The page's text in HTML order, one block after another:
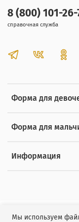
Форма для
Форма для
Информация
8 (800) 101-26-
справочная служба
Мы используем